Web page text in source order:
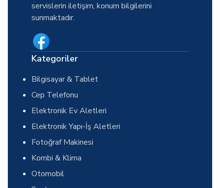
servislerin iletişim, konum bilgilerini
sunmaktadır.
Kategoriler
Bilgisayar & Tablet
Cep Telefonu
Elektronik Ev Aletleri
Elektronik Yapı-İş Aletleri
Fotoğraf Makinesi
Kombi & Klima
Otomobil